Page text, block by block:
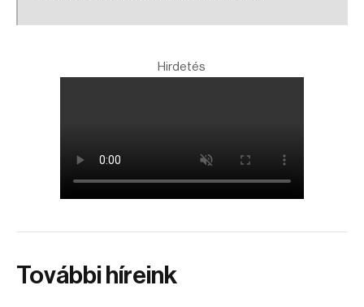
Hirdetés
További híreink